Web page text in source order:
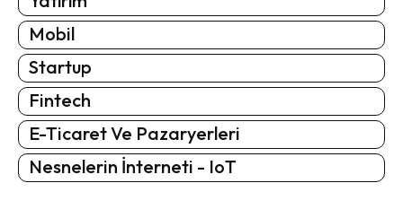
Mobil
Startup
Fintech
E-Ticaret Ve Pazaryerleri
Nesnelerin İnterneti - IoT